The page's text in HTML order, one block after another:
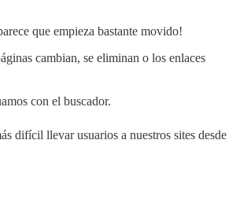
que empieza bastante movido!
cambian, se eliminan o los enlaces
con el buscador.
difícil llevar usuarios a nuestros sites desde